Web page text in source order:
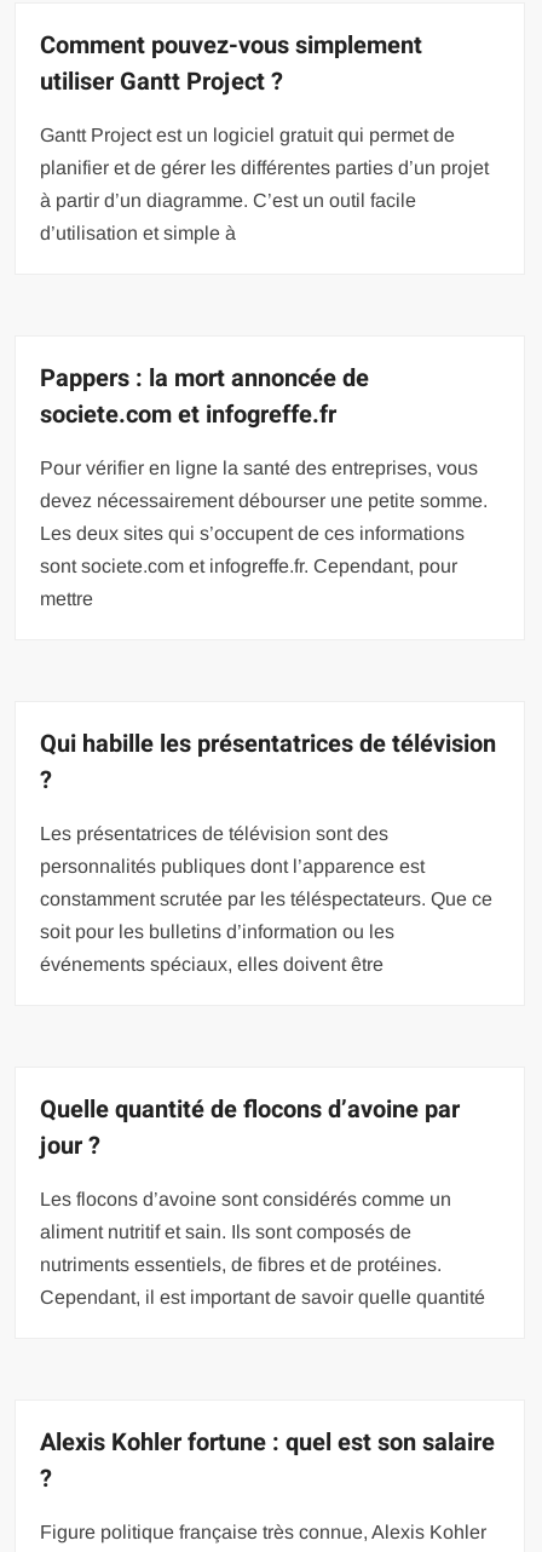
Comment pouvez-vous simplement
utiliser Gantt Project ?
Gantt Project est un logiciel gratuit qui permet de
planifier et de gérer les différentes parties d’un projet
à partir d’un diagramme. C’est un outil facile
d’utilisation et simple à
Pappers : la mort annoncée de
societe.com et infogreffe.fr
Pour vérifier en ligne la santé des entreprises, vous
devez nécessairement débourser une petite somme.
Les deux sites qui s’occupent de ces informations
sont societe.com et infogreffe.fr. Cependant, pour
mettre
Qui habille les présentatrices de télévision
?
Les présentatrices de télévision sont des
personnalités publiques dont l’apparence est
constamment scrutée par les téléspectateurs. Que ce
soit pour les bulletins d’information ou les
événements spéciaux, elles doivent être
Quelle quantité de flocons d’avoine par
jour ?
Les flocons d’avoine sont considérés comme un
aliment nutritif et sain. Ils sont composés de
nutriments essentiels, de fibres et de protéines.
Cependant, il est important de savoir quelle quantité
Alexis Kohler fortune : quel est son salaire
?
Figure politique française très connue, Alexis Kohler